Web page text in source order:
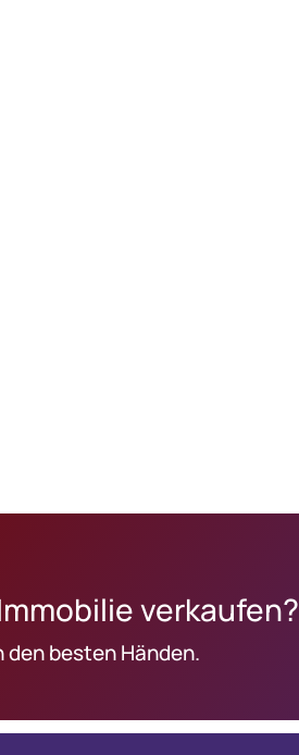
verkaufen?
den besten Händen.